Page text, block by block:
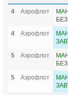
4 Аэрофлот
4
Аэрофлот
5
Аэрофлот
5
Аэрофлот